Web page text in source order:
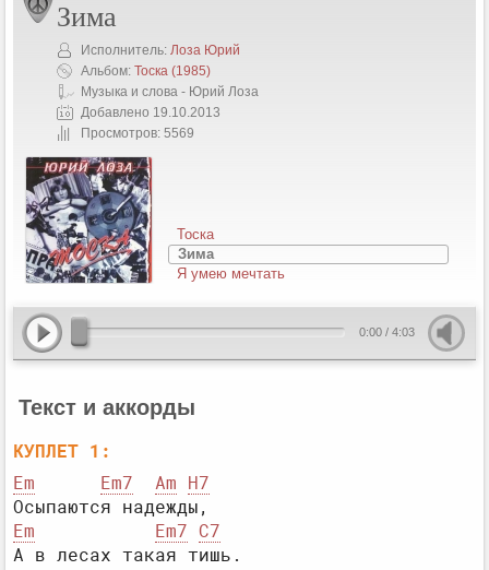
Зима
Исполнитель: Лоза Юрий
Альбом: Тоска (1985)
Музыка и слова - Юрий Лоза
Добавлено 19.10.2013
Просмотров: 5569
Тоска
Зима
Я умею мечтать
0:00 / 4:03
Текст и аккорды
КУПЛЕТ 1:
Em
Em7 Am
H7
Em
Em7 C7
А в лесах такая тишь.